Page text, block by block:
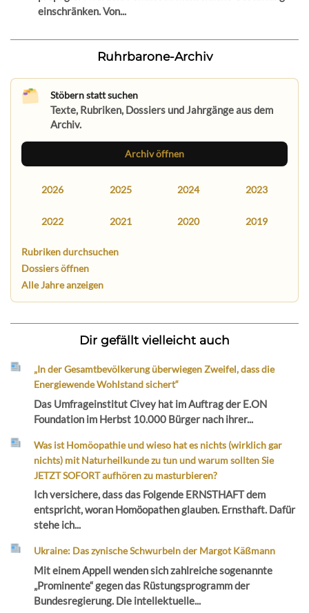
einschränken. Von...
Ruhrbarone-Archiv
Stöbern statt suchen
Texte, Rubriken, Dossiers und Jahrgänge aus dem
Archiv.
Archiv öffnen
2026 2025 2024 2023
2022 2021 2020 2019
Rubriken durchsuchen
Dossiers öffnen
Alle Jahre anzeigen
Dir gefällt vielleicht auch
„In der Gesamtbevölkerung überwiegen Zweifel, dass die
Energiewende Wohlstand sichert“
Das Umfrageinstitut Civey hat im Auftrag der E.ON
Foundation im Herbst 10.000 Bürger nach ihrer...
Was ist Homöopathie und wieso hat es nichts (wirklich gar
nichts) mit Naturheilkunde zu tun und warum sollten Sie
JETZT SOFORT aufhören zu masturbieren?
Ich versichere, dass das Folgende ERNSTHAFT dem
entspricht, woran Homöopathen glauben. Ernsthaft. Dafür
stehe ich...
Ukraine: Das zynische Schwurbeln der Margot Käßmann
Mit einem Appell wenden sich zahlreiche sogenannte
„Prominente“ gegen das Rüstungsprogramm der
Bundesregierung. Die intellektuelle...